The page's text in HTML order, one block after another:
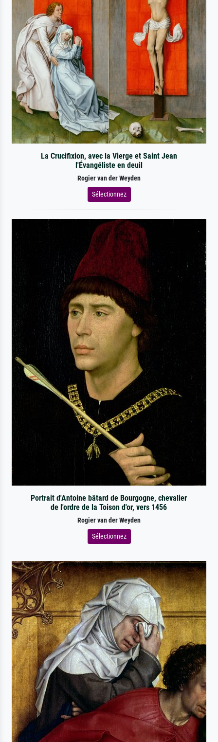
La Crucifixion, avec la Vierge et Saint Jean
l'Évangéliste en deuil
Rogier van der Weyden
Sélectionnez
Portrait d'Antoine bâtard de Bourgogne, chevalier
de l'ordre de la Toison d'or, vers 1456
Rogier van der Weyden
Sélectionnez